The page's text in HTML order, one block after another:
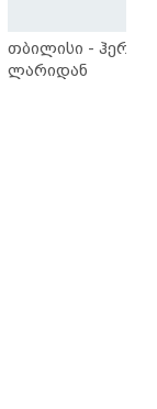
თბილისი -
ლარიდან